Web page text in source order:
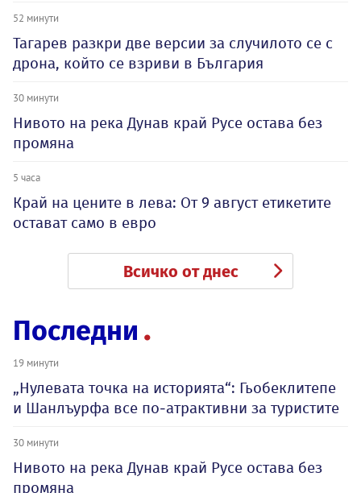
52 минути
Тагарев разкри две версии за случилото се с
дрона, който се взриви в България
30 минути
Нивото на река Дунав край Русе остава без
промяна
5 часа
Край на цените в лева: От 9 август етикетите
остават само в евро
Всичко от днес
Последни
19 минути
„Нулевата точка на историята“: Гьобеклитепе
и Шанлъурфа все по-атрактивни за туристите
30 минути
Нивото на река Дунав край Русе остава без
промяна